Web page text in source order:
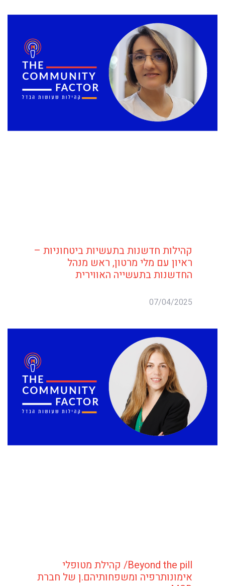
קהילות חדשנות בתעשיות ביטחוניות –
ראיון עם מלי מרטון, ראש מנהל
החדשנות בתעשייה האווירית
07/04/2025
Beyond the pill/ קהילת מטופלי
אימונותרפיה ומשפחותיהם.ן של חברת